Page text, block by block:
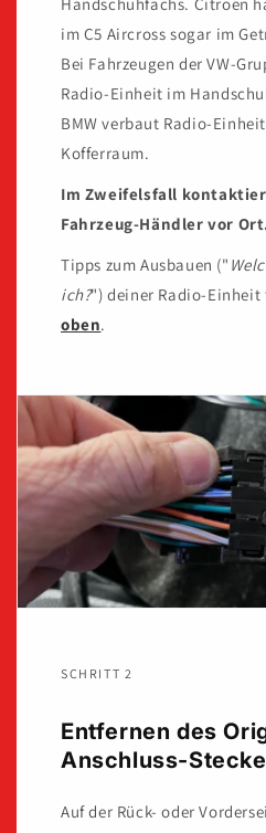
im C5 Aircross sogar im
Bei Fahrzeugen der VW-
Radio-Einheit im
BMW verbaut Radio-
Kofferraum.
Im Zweifelsfall
Fahrzeug-Händler vor
Tipps zum Ausbauen ("
ich?") deiner Radio-
oben.
SCHRITT 2
Entfernen des
Anschluss-
Auf der Rück- oder